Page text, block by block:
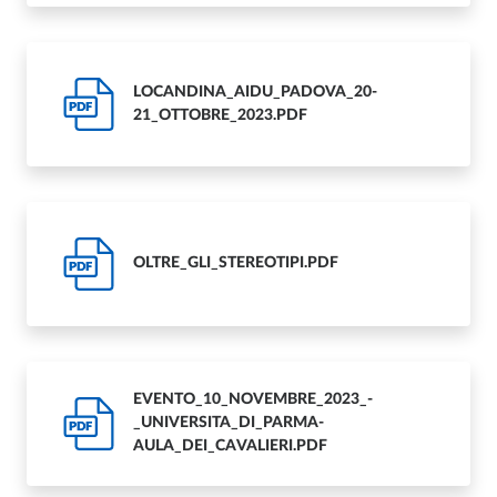
PDF
LOCANDINA_AIDU_PADOVA_20-
21_OTTOBRE_2023.PDF
PDF OLTRE_GLI_STEREOTIPI.PDF
PDF
EVENTO_10_NOVEMBRE_2023_-
_UNIVERSITA_DI_PARMA-
AULA_DEI_CAVALIERI.PDF